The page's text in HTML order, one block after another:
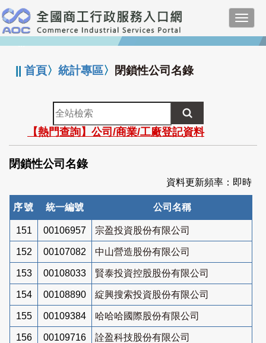
跳
到
主
要
:::
||首頁〉統計專區〉 閉鎖性公司名錄
全
站
檢
索
【熱門查詢】公司/商業/工廠登記資料
閉鎖性公司名錄
資料更新頻率：即時
序號 統一編號 公司名稱
151 00106957 宗盈投資股份有限公司
152 00107082 中山營造股份有限公司
153 00108033 賢泰投資控股股份有限公司
154 00108890 綻興搜索投資股份有限公司
155 00109384 哈哈哈國際股份有限公司
156 00109716 詮盈科技股份有限公司